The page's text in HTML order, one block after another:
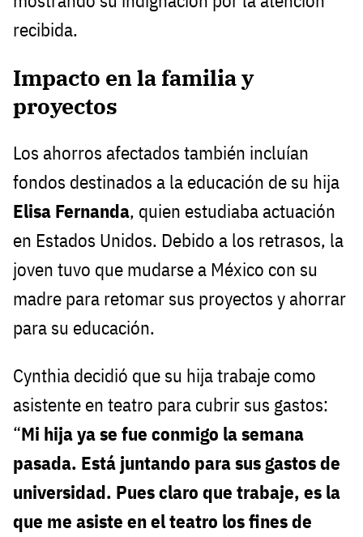
recibida.
Impacto en la familia y
proyectos
Los ahorros afectados también incluían
fondos destinados a la educación de su hija
Elisa Fernanda, quien estudiaba actuación
en Estados Unidos. Debido a los retrasos, la
joven tuvo que mudarse a México con su
madre para retomar sus proyectos y ahorrar
para su educación.
Cynthia decidió que su hija trabaje como
asistente en teatro para cubrir sus gastos:
“Mi hija ya se fue conmigo la semana
pasada. Está juntando para sus gastos de
universidad. Pues claro que trabaje, es la
que me asiste en el teatro los fines de